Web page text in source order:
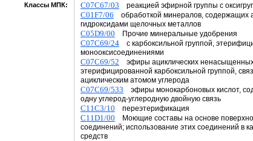
Классы МПК: C07C67/03 реакцией эфирной группы с
C01F7/06 обработкой минералов, содержащих
гидроксидами щелочных металлов
C05D9/00 Прочие минеральные удобрения
C07C69/24с карбоксильной группой,
монооксисоединениями
C07C69/52 эфиры ациклических ненасыщенных
этерифицированной карбоксильной группой,
ациклическим атомом углерода
C07C69/533 эфиры монокарбоновых кислот,
одну углерод-углеродную двойную связь
C11C3/10 переэтерификация
C11D1/00 Моющие составы на основе
соединений; использование этих соединений в
средств